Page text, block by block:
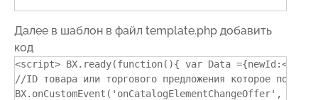
Далее в шаблон в файл template.php добавить
код
<script> BX.ready(function(){ var Data
//ID товара или торгового предложения которое
BX.onCustomEvent('onCatalogElementChangeOffer',